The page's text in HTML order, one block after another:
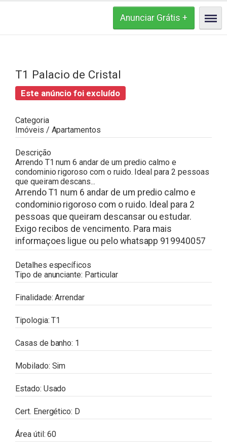
T1 Palacio de Cristal
Este anúncio foi excluído
Categoria
Imóveis / Apartamentos
Descrição
Arrendo T1 num 6 andar de um predio calmo e
condominio rigoroso com o ruido. Ideal para 2 pessoas
que queiram descans...
Arrendo T1 num 6 andar de um predio calmo e
condominio rigoroso com o ruido. Ideal para 2
pessoas que queiram descansar ou estudar.
Exigo recibos de vencimento. Para mais
informaçoes ligue ou pelo whatsapp 919940057
Detalhes específicos
Tipo de anunciante: Particular
Finalidade: Arrendar
Tipologia: T1
Casas de banho: 1
Mobilado: Sim
Estado: Usado
Cert. Energético: D
Área útil: 60